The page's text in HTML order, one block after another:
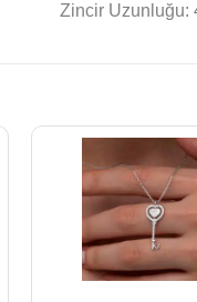
Zincir Uzunluğu: